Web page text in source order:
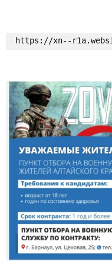
https://xn--